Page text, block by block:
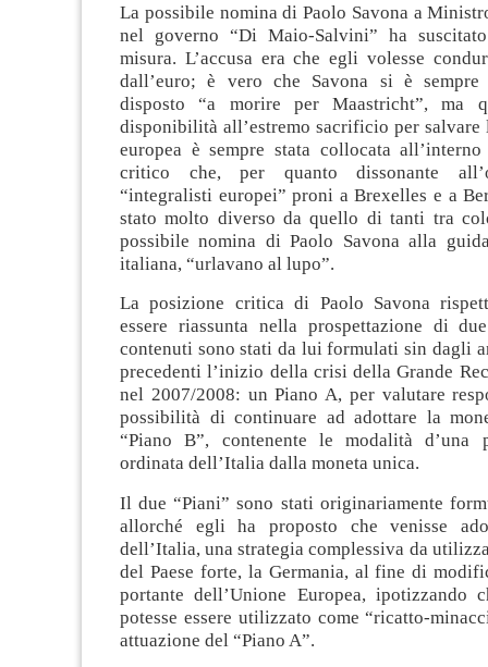
La possibile nomina di Paolo Savona a
nel governo “Di Maio-Salvini” ha
misura. L’accusa era che egli volesse
dall’euro; è vero che Savona si è sempre
disposto “a morire per Maastricht”, ma
disponibilità all’estremo sacrificio per salvare
europea è sempre stata collocata
critico che, per quanto dissonante
“integralisti europei” proni a Brexelles e a
stato molto diverso da quello di tanti tra
possibile nomina di Paolo Savona alla
italiana, “urlavano al lupo”.
La posizione critica di Paolo Savona
essere riassunta nella prospettazione di
contenuti sono stati da lui formulati sin dagli
precedenti l’inizio della crisi della Grande
nel 2007/2008: un Piano A, per valutare
possibilità di continuare ad adottare la
“Piano B”, contenente le modalità d’una
ordinata dell’Italia dalla moneta unica.
Il due “Piani” sono stati originariamente
allorché egli ha proposto che venisse
dell’Italia, una strategia complessiva da
del Paese forte, la Germania, al fine di
portante dell’Unione Europea, ipotizzando
potesse essere utilizzato come “ricatto-
attuazione del “Piano A”.